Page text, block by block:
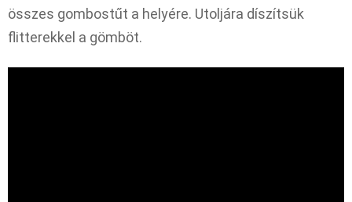
összes gombostűt a helyére. Utoljára díszítsük
flitterekkel a gömböt.